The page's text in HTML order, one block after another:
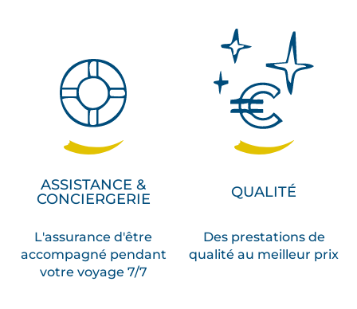
ASSISTANCE &
CONCIERGERIE
L'assurance d'être
accompagné pendant
votre voyage 7/7
QUALITÉ
Des prestations de
qualité au meilleur prix